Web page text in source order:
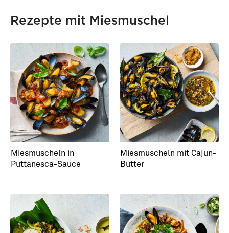
Rezepte mit Miesmuschel
Miesmuscheln in
Puttanesca-Sauce
Miesmuscheln mit Cajun-
Butter